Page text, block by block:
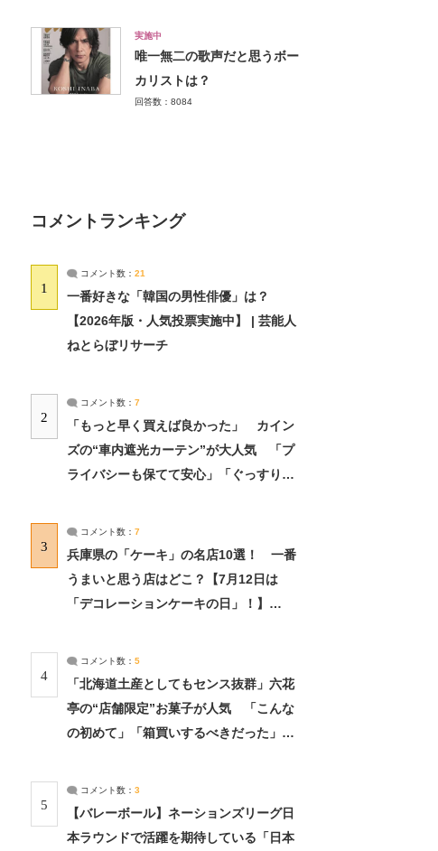
実施中
唯一無二の歌声だと思うボー
カリストは？
回答数：8084
コメントランキング
1
コメント数： 21
一番好きな「韓国の男性俳優」は？
【2026年版・人気投票実施中】 | 芸能人
ねとらぼリサーチ
2
コメント数： 7
「もっと早く買えば良かった」 カイン
ズの“車内遮光カーテン”が大人気 「プ
ライバシーも保てて安心」「ぐっすり眠
3
コメント数： 7
兵庫県の「ケーキ」の名店10選！ 一番
うまいと思う店はどこ？【7月12日は
「デコレーションケーキの日」！】
4
コメント数： 5
「北海道土産としてもセンス抜群」六花
亭の“店舗限定”お菓子が人気 「こんな
の初めて」「箱買いするべきだった」
5
コメント数： 3
【バレーボール】ネーションズリーグ日
本ラウンドで活躍を期待している「日本